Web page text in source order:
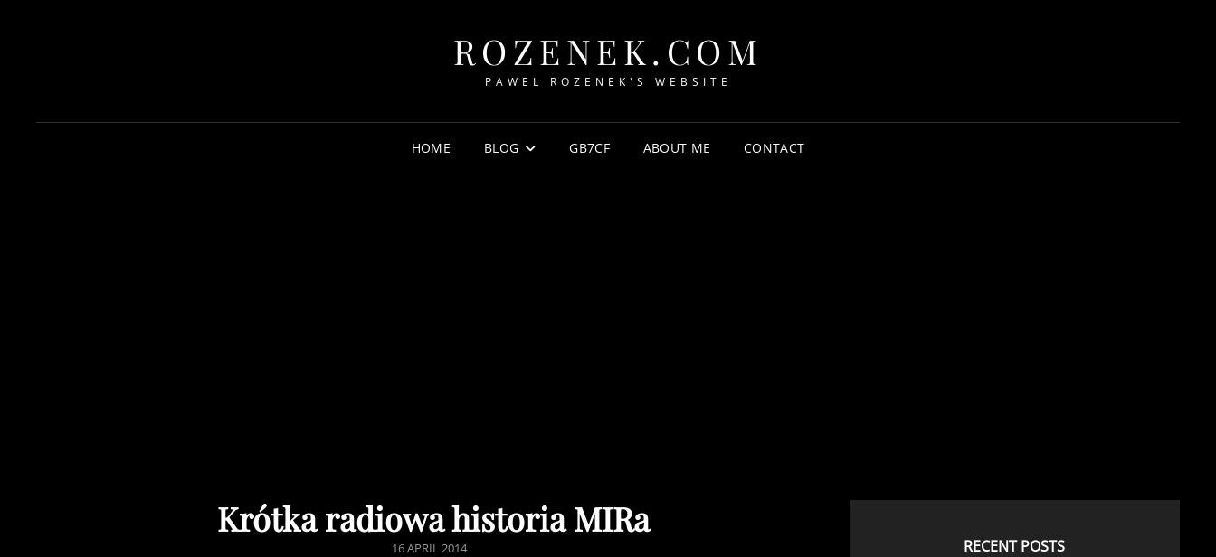
ROZENEK.COM
PAWEL ROZENEK'S WEBSITE
HOME BLOG GB7CF ABOUT ME CONTACT
Krótka radiowa historia MIRa
POSTED
16 APRIL 2014 RECENT POSTS